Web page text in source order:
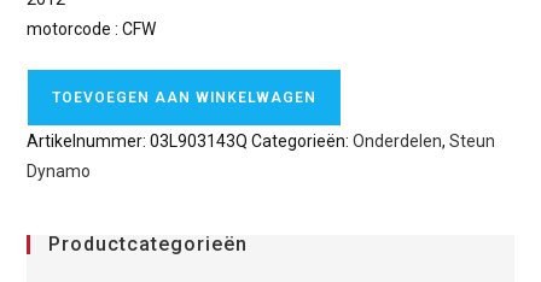
motorcode : CFW
TOEVOEGEN AAN WINKELWAGEN
Artikelnummer:03L903143Q Categorieën:Onderdelen,Steun
Dynamo
Productcategorieën